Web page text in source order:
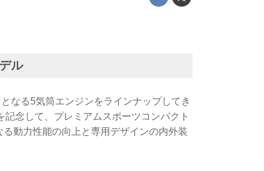
ル
なる5気筒エンジンをラインナップしてき
念して、プレミアムスポーツコンパクト
動力性能の向上と専用デザインの内外装